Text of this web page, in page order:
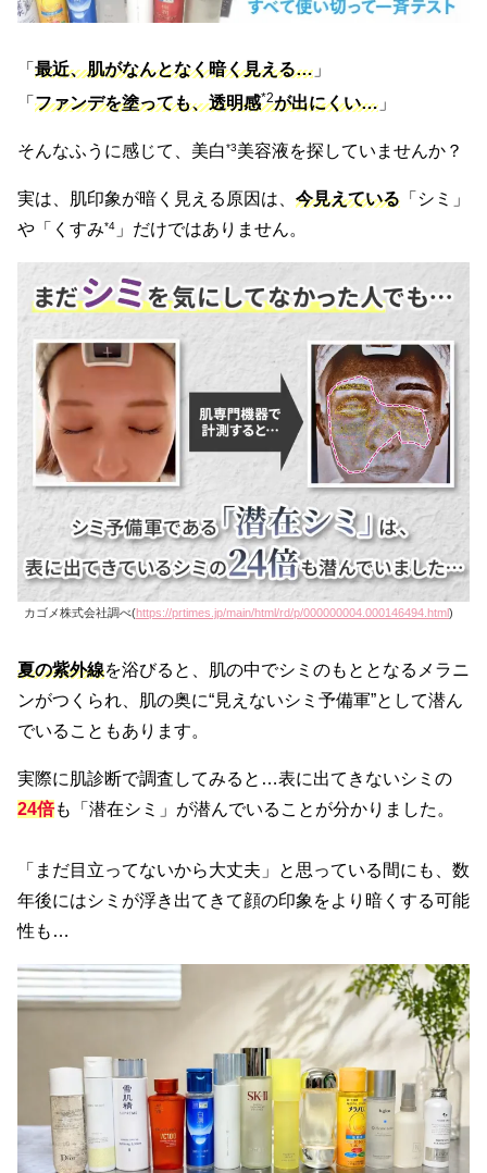
「 最近、肌がなんとなく暗く見える… 」
「 ファンデを塗っても、透明感*2が出にくい… 」
そんなふうに感じて、美白*3美容液を探していませんか？
実は、肌印象が暗く見える原因は、 今見えている 「シミ」
や「くすみ*4 」だけではありません。
カゴメ株式会社調べ(https://prtimes.jp/main/html/rd/p/000000004.000146494.html)
夏の紫外線を浴びると、肌の中でシミのもととなるメラニ
ンがつくられ、肌の奥に“見えないシミ予備軍”として潜ん
でいることもあります。
実際に肌診断で調査してみると…表に出てきないシミの
24倍も「潜在シミ」が潜んでいることが分かりました。
「まだ目立ってないから大丈夫」と思っている間にも、数
年後にはシミが浮き出てきて顔の印象をより暗くする可能
性も…